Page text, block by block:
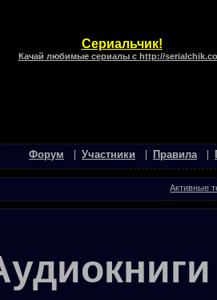
Сериальчик!
Качай любимые сериалы с http://
Форум Участники Правила
Активные